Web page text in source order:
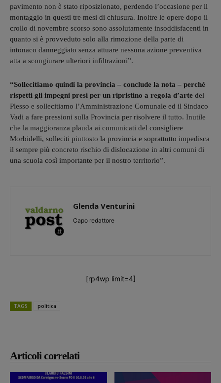
Articoli correlati
pavimento non è stato riposizionato, perdendo l’occasione per il
montaggio in questi tre mesi di chiusura. Inoltre le opere dopo il
crollo di novembre scorso sono assolutamente insoddisfacenti in
quanto si è provveduto solo alla rimozione della parte di
intonaco danneggiato senza attuare nessuna azione preventiva
atta a scongiurare ulteriori infiltrazioni”.
“Sollecitiamo quindi la provincia – conclude la nota – perché
rispetti gli impegni presi per un ripristino a regola d’arte del
Plesso e sollecitiamo l’Amministrazione Comunale ed il Sindaco
Vadi a fare pressioni sulla Provincia per risolvere il tutto. Inutile
che la maggioranza plauda ai comunicati del consigliere
Morbidelli, solleciti piuttosto la provincia e soprattutto impedisca
il sempre più concreto rischio di dislocazione in altri comuni di
una scuola così importante per il nostro territorio”.
Glenda Venturini
Capo redattore
[rp4wp limit=4]
TAGS politica